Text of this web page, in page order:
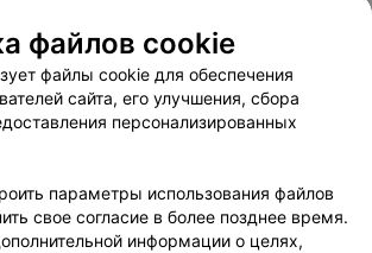
в Витебске
файлов cookie
файлы cookie для обеспечения
сайта, его улучшения, сбора
персонализированных
параметры использования файлов
свое согласие в более позднее время.
информации о целях,